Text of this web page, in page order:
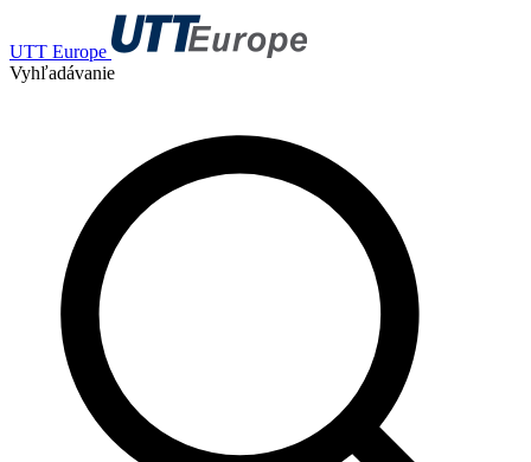
UTT Europe
Vyhľadávanie